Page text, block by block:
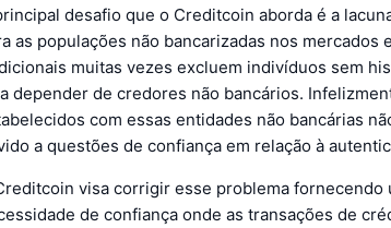
desafio que o Creditcoin aborda é a
as populações não bancarizadas nos
muitas vezes excluem indivíduos sem
depender de credores não bancários.
com essas entidades não bancárias
a questões de confiança em relação à
visa corrigir esse problema fornecendo
de confiança onde as transações de